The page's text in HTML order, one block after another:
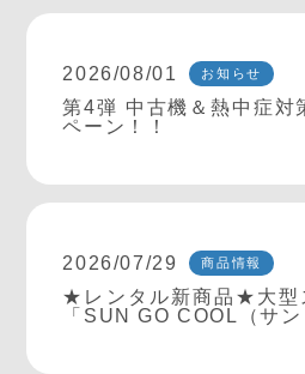
2026/08/01 お知らせ
第4弾 中古機＆熱中症対
ペーン！！
2026/07/29 商品情報
★レンタル新商品★大型
「SUN GO COOL（サン